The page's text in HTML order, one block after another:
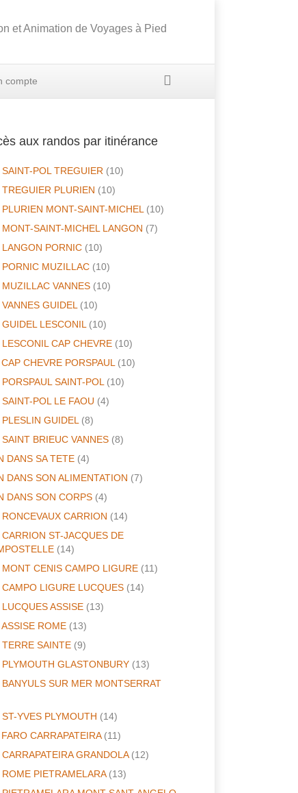
et Animation de Voyages à Pied
compte
aux randos par itinérance
SAINT-POL TREGUIER (10)
TREGUIER PLURIEN (10)
PLURIEN MONT-SAINT-MICHEL (10)
MONT-SAINT-MICHEL LANGON (7)
LANGON PORNIC (10)
PORNIC MUZILLAC (10)
MUZILLAC VANNES (10)
GUIDEL (10)
LESCONIL (10)
LESCONIL CAP CHEVRE (10)
CHEVRE PORSPAUL (10)
SAINT-POL (10)
SAINT-POL LE FAOU (4)
GUIDEL (8)
SAINT BRIEUC VANNES (8)
DANS SA TETE (4)
DANS SON ALIMENTATION (7)
DANS SON CORPS (4)
RONCEVAUX CARRION (14)
CARRION ST-JACQUES DE
(14)
MONT CENIS CAMPO LIGURE (11)
CAMPO LIGURE LUCQUES (14)
LUCQUES ASSISE (13)
ASSISE ROME (13)
TERRE SAINTE (9)
PLYMOUTH GLASTONBURY (13)
BANYULS SUR MER MONTSERRAT
ST-YVES PLYMOUTH (14)
CARRAPATEIRA(11)
GRANDOLA(12)
ROME PIETRAMELARA(13)